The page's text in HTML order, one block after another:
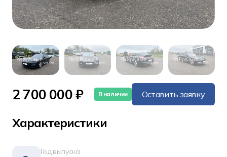
2 700 000 ₽ В наличии Оставить заявку
Характеристики
Год выпуска